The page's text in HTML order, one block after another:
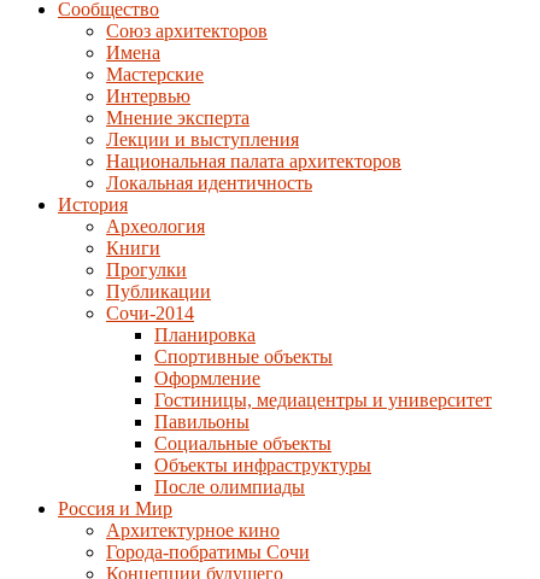
Сообщество
Союз архитекторов
Имена
Мастерские
Интервью
Мнение эксперта
Лекции и выступления
Национальная палата архитекторов
Локальная идентичность
История
Археология
Книги
Прогулки
Публикации
Сочи-2014
Планировка
Спортивные объекты
Оформление
Гостиницы, медиацентры и университет
Павильоны
Социальные объекты
Объекты инфраструктуры
После олимпиады
Россия и Мир
Архитектурное кино
Города-побратимы Сочи
Концепции будущего